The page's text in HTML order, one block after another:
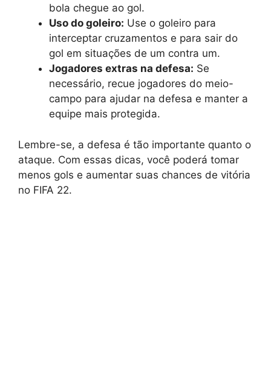
bola chegue ao gol.
Uso do goleiro: Use o goleiro para
interceptar cruzamentos e para sair do
gol em situações de um contra um.
Jogadores extras na defesa: Se
necessário, recue jogadores do meio-
campo para ajudar na defesa e manter a
equipe mais protegida.
Lembre-se, a defesa é tão importante quanto o
ataque. Com essas dicas, você poderá tomar
menos gols e aumentar suas chances de vitória
no FIFA 22.